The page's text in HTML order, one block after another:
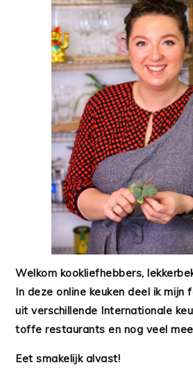
Welkom kookliefhebbers,
In deze online keuken deel ik
uit verschillende Internationale
toffe restaurants en nog veel
Eet smakelijk alvast!